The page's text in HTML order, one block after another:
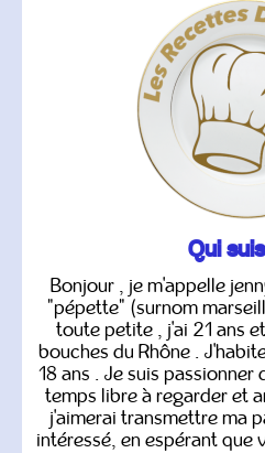
Qui
Bonjour , je m'appelle
"pépette" (surnom
toute petite , j'ai 21 ans
bouches du Rhône .
18 ans . Je suis passionner
temps libre à regarder et
j'aimerai transmettre ma
intéressé, en espérant que